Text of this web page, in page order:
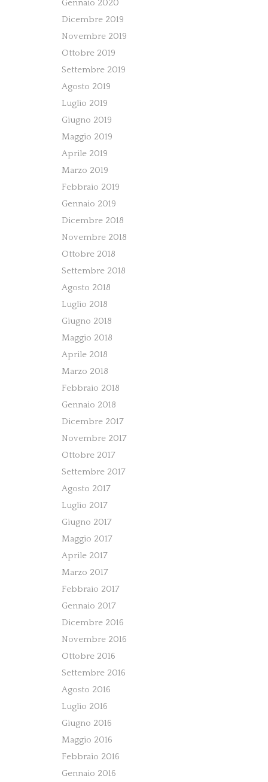
Gennaio 2020
Dicembre 2019
Novembre 2019
Ottobre 2019
Settembre 2019
Agosto 2019
Luglio 2019
Giugno 2019
Maggio 2019
Aprile 2019
Marzo 2019
Febbraio 2019
Gennaio 2019
Dicembre 2018
Novembre 2018
Ottobre 2018
Settembre 2018
Agosto 2018
Luglio 2018
Giugno 2018
Maggio 2018
Aprile 2018
Marzo 2018
Febbraio 2018
Gennaio 2018
Dicembre 2017
Novembre 2017
Ottobre 2017
Settembre 2017
Agosto 2017
Luglio 2017
Giugno 2017
Maggio 2017
Aprile 2017
Marzo 2017
Febbraio 2017
Gennaio 2017
Dicembre 2016
Novembre 2016
Ottobre 2016
Settembre 2016
Agosto 2016
Luglio 2016
Giugno 2016
Maggio 2016
Febbraio 2016
Gennaio 2016